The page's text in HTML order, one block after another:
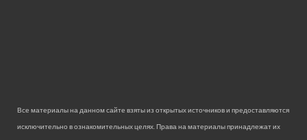
Все материалы на данном сайте взяты из открытых источников и предоставляются
исключительно в ознакомительных целях. Права на материалы принадлежат их